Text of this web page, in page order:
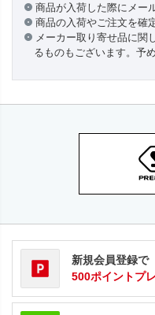
商品が入荷した際にメー
商品の入荷やご注文を確
メーカー取り寄せ品に関
るものもございます。予
新規会員登録で
500ポイントプ